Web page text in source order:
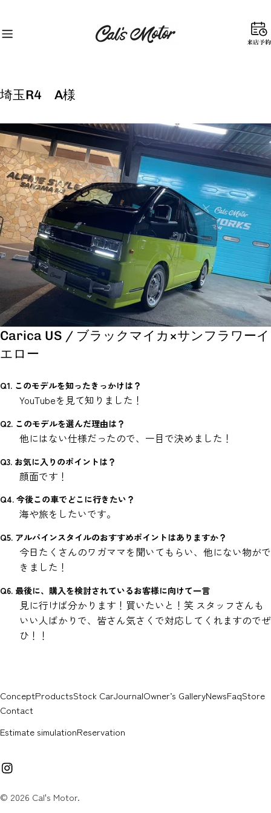
テ
ス
ッ
プ
来
埼玉R4 A様
Carica US / ブラックマイカ×サンフラワーイ
エロー
Q1. このモデルを知ったきっかけは？
YouTubeを見て知りました！
Q2. このモデルを選んだ理由は？
他にはない仕様だったので、一目で決めました！
Q3. お気に入りのポイントは？
顔面です！
Q4. 今後この車でどこに行きたい？
海や旅をしたいです。
Q5. アルパインスタイルのおすすめポイントはありますか？
今日たくさんのワガママを聞いてもらい、他にない物がで
きました！
Q6. 最後に、購入を検討されているお客様に向けて一言
見に行けば分かります！買いたいと！笑 スタッフさんも
いい人ばかりで、皆さん気さくで対応してくれますのでぜ
ひ！！
ConceptProductsStock CarJournalOwner’s GalleryNewsFaqStore
Contact
Estimate simulationReservation
イ
ス
© 2026 Cal's Motor.